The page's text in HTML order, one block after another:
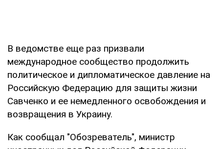
В ведомстве еще раз призвали
международное сообщество продолжить
политическое и дипломатическое давление на
Российскую Федерацию для защиты жизни
Савченко и ее немедленного освобождения и
возвращения в Украину.
Как сообщал "Обозреватель", министр